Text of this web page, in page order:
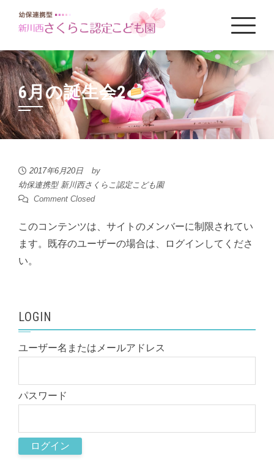
6月の誕生会2
2017年6月20日
by
幼保連携型 新川西さくらこ認定こども園
Comment Closed
このコンテンツは、サイトのメンバーに制限されてい
ます。既存のユーザーの場合は、ログインしてくださ
い。
LOGIN
ユーザー名またはメールアドレス
パスワード